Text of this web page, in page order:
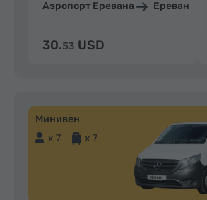
Аэропорт Еревана Ереван
30.53 USD
Минивен
x 7
x 7